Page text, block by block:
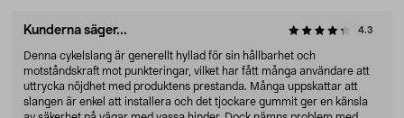
Kunderna säger... 4.3
Denna cykelslang är generellt hyllad för sin hållbarhet och
motståndskraft mot punkteringar, vilket har fått många användare att
uttrycka nöjdhet med produktens prestanda. Många uppskattar att
slangen är enkel att installera och det tjockare gummit ger en känsla